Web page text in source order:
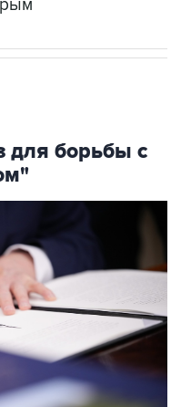
для борьбы с